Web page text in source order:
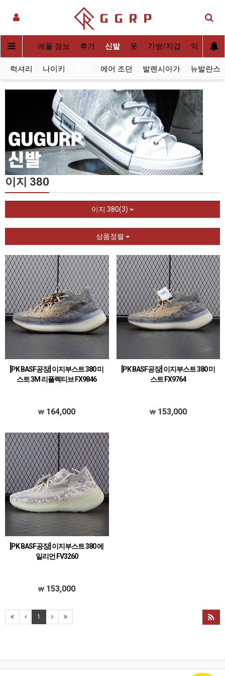
사[QC] 레플 정보 후기 신발 옷 가방/지갑 악세사리
럭셔리 나이키 에어 조던 발렌시아가 뉴발란스
이지 380
이지 380(3)
상품정렬
[PK BASF공장] 이지부스트 380 미
스트 3M 리플렉티브 FX9846
164,000
[PK BASF공장] 이지부스트 380 미
스트 FX9764
153,000
[PK BASF공장] 이지부스트 380 에
일리언 FV3260
153,000
1